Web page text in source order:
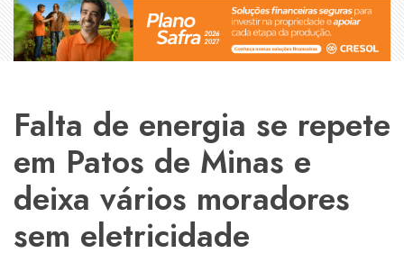
Falta de energia se repete
em Patos de Minas e
deixa vários moradores
sem eletricidade